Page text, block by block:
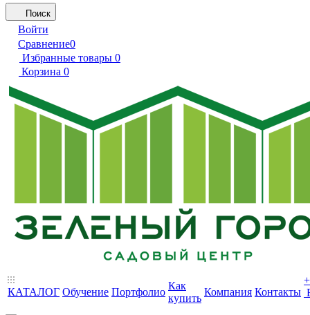
Поиск
Войти
Сравнение0
Избранные товары 0
Корзина 0
КАТАЛОГ Обучение Портфолио
Как
купить
Компания Контакты
+